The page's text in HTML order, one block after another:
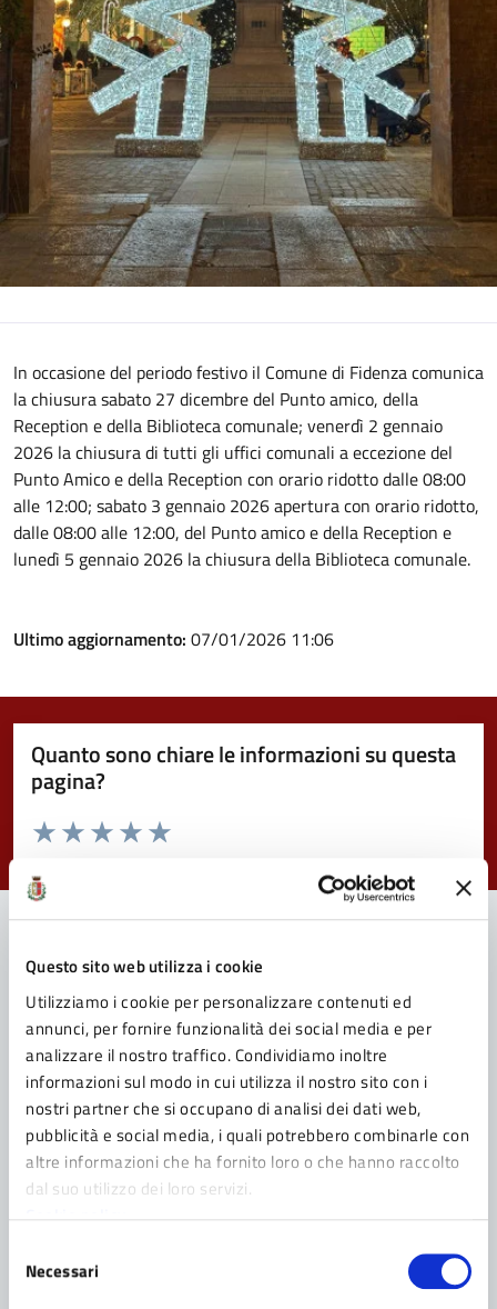
Questo sito web utilizza i cookie
Utilizziamo i cookie per personalizzare contenuti ed
annunci, per fornire funzionalità dei social media e per
analizzare il nostro traffico. Condividiamo inoltre
informazioni sul modo in cui utilizza il nostro sito con i
nostri partner che si occupano di analisi dei dati web,
pubblicità e social media, i quali potrebbero combinarle con
altre informazioni che ha fornito loro o che hanno raccolto
dal suo utilizzo dei loro servizi.
delNecessari
In occasione del periodo festivo il Comune di Fidenza comunica
la chiusura sabato 27 dicembre del Punto amico, della
Reception e della Biblioteca comunale; venerdì 2 gennaio
2026 la chiusura di tutti gli uffici comunali a eccezione del
Punto Amico e della Reception con orario ridotto dalle 08:00
alle 12:00; sabato 3 gennaio 2026 apertura con orario ridotto,
dalle 08:00 alle 12:00, del Punto amico e della Reception e
lunedì 5 gennaio 2026 la chiusura della Biblioteca comunale.
Ultimo aggiornamento: 07/01/2026 11:06
Quanto sono chiare le informazioni su questa
pagina?
Valuta da 1 a 5 stelle la pagina
Contatta il Comune
Leggi le domande frequenti
Richiedi assistenza
Prenota appuntamento
Problemi in città